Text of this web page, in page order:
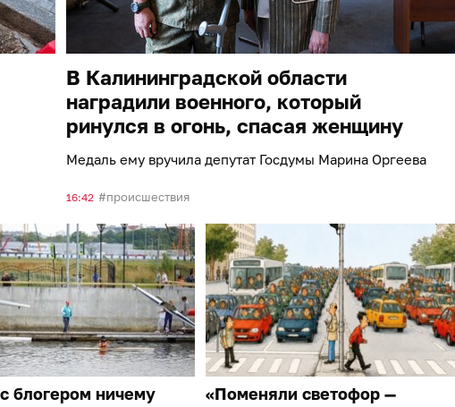
В Калининградской области
наградили военного, который
ринулся в огонь, спасая женщину
Медаль ему вручила депутат Госдумы Марина Оргеева
16:42 происшествия
блогером ничему
«Поменяли светофор —